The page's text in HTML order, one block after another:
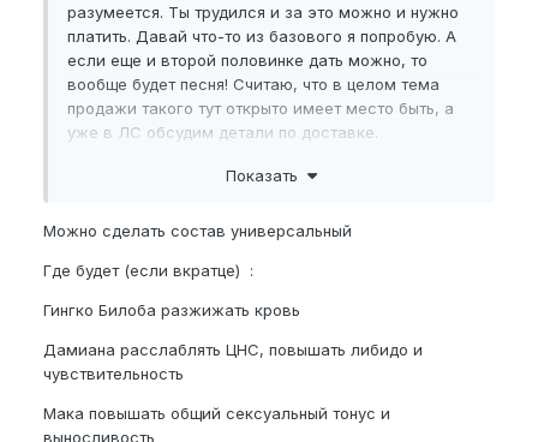
разумеется. Ты трудился и за это можно и нужно
платить. Давай что-то из базового я попробую. А
если еще и второй половинке дать можно, то
вообще будет песня! Считаю, что в целом тема
продажи такого тут открыто имеет место быть, а
уже в ЛС обсудим детали по доставке.
Тут по совету нашего товарища
извиняюсь дерьмо… китайцы положили… по вкусу
точно похоже на второе
prodolzhaju-prodolzhat/?
do=findComment&comment=255996
Если тебе будет не сложно, то распиши какой-
нибудь базовый состав и пропорции к нему. Для
тонуса и шишки, так сказать всем форумчанинам.
Показать
Можно сделать состав универсальный
Где будет (если вкратце) :
Гингко Билоба разжижать кровь
Дамиана расслаблять ЦНС, повышать либидо и
чувствительность
Мака повышать общий сексуальный тонус и
выносливость